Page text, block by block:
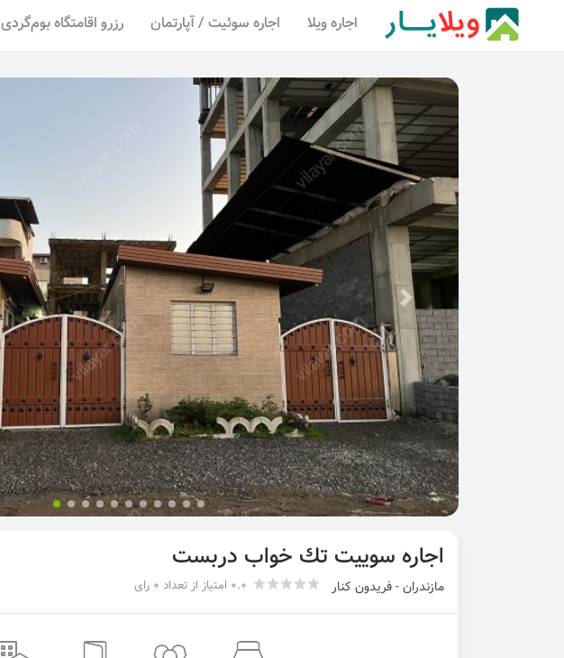
اجاره ویلا اجاره سوئیت / آپارتمان رزرو اقامتگاه بوم‌گردی
اجاره سوییت تك خواب دربست
مازندران - فریدون کنار 0.0 امتیاز از تعداد 0 رای